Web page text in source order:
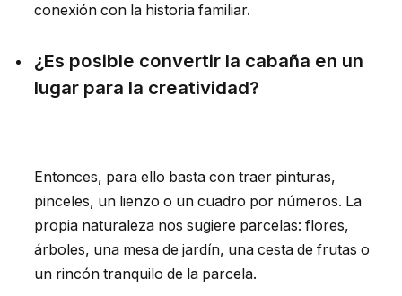
conexión con la historia familiar.
¿Es posible convertir la cabaña en un
lugar para la creatividad?
Entonces, para ello basta con traer pinturas,
pinceles, un lienzo o un cuadro por números. La
propia naturaleza nos sugiere parcelas: flores,
árboles, una mesa de jardín, una cesta de frutas o
un rincón tranquilo de la parcela.